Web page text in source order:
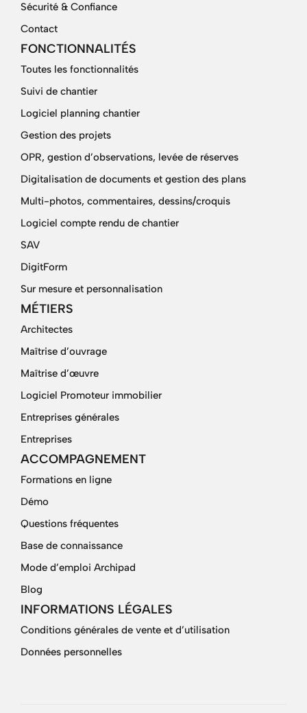
Sécurité & Confiance
Contact
FONCTIONNALITÉS
Toutes les fonctionnalités
Suivi de chantier
Logiciel planning chantier
Gestion des projets
OPR, gestion d’observations, levée de réserves
Digitalisation de documents et gestion des plans
Multi-photos, commentaires, dessins/croquis
Logiciel compte rendu de chantier
SAV
DigitForm
Sur mesure et personnalisation
MÉTIERS
Architectes
Maîtrise d’ouvrage
Maîtrise d’œuvre
Logiciel Promoteur immobilier
Entreprises générales
Entreprises
ACCOMPAGNEMENT
Formations en ligne
Démo
Questions fréquentes
Base de connaissance
Mode d’emploi Archipad
Blog
INFORMATIONS LÉGALES
Conditions générales de vente et d’utilisation
Données personnelles